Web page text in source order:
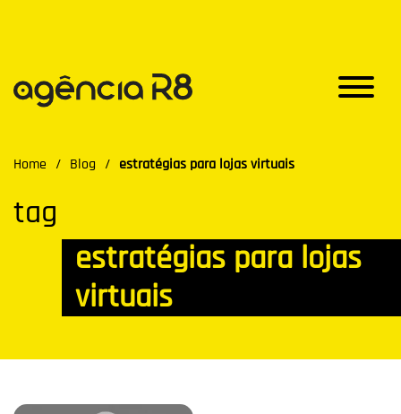
Home / Blog / estratégias para lojas virtuais
tag
estratégias para lojas
virtuais